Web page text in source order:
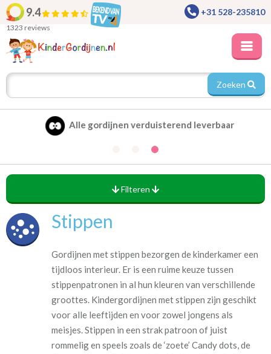
9.4
1323 reviews
+31 528-235810
Zoeken
Alle gordijnen verduisterend leverbaar
Filteren
Stippen
Gordijnen met stippen bezorgen de kinderkamer een
tijdloos interieur. Er is een ruime keuze tussen
stippenpatronen in al hun kleuren van verschillende
groottes. Kindergordijnen met stippen zijn geschikt
voor alle leeftijden en voor zowel jongens als
meisjes. Stippen in een strak patroon of juist
rommelig en speels zoals de ‘zoete’ Candy dots, de